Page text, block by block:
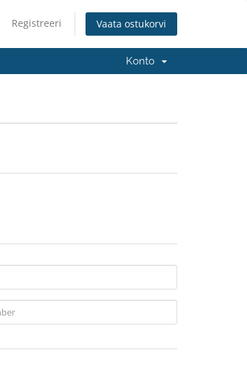
Registreeri Vaata ostukorvi
Konto